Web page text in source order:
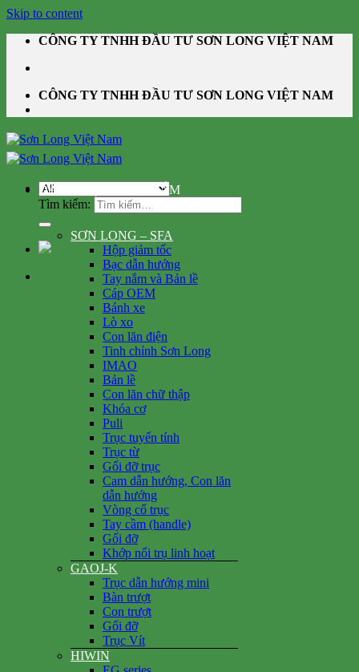
Skip to content
CÔNG TY TNHH ĐẦU TƯ SƠN LONG VIỆT NAM
CÔNG TY TNHH ĐẦU TƯ SƠN LONG VIỆT NAM
Tìm kiếm:
DANH MỤC SẢN PHẨM
SƠN LONG – SFA
Hộp giảm tốc
Bạc dẫn hướng
Tay nắm và Bản lề
Cáp OEM
Bánh xe
Lò xo
Con lăn điện
Tinh chỉnh Sơn Long
IMAO
Bản lề
Con lăn chữ thập
Khóa cơ
Puli
Trục tuyến tính
Trục từ
Gối đỡ trục
Cam dẫn hướng, Con lăn
dẫn hướng
Vòng cổ trục
Tay cầm (handle)
Gối đỡ
Khớp nối trụ linh hoạt
GAOJ-K
Trục dẫn hướng mini
Bàn trượt
Con trượt
Gối đỡ
Trục Vít
HIWIN